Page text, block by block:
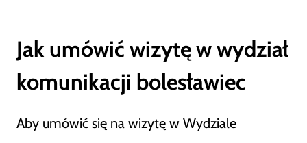
Jak umówić wizytę w wydział
komunikacji bolesławiec
Aby umówić się na wizytę w Wydziale